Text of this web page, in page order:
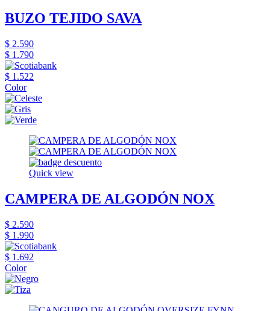
BUZO TEJIDO SAVA
$ 2.590
$ 1.790
$ 1.522
Color
Quick view
CAMPERA DE ALGODÓN NOX
$ 2.590
$ 1.990
$ 1.692
Color